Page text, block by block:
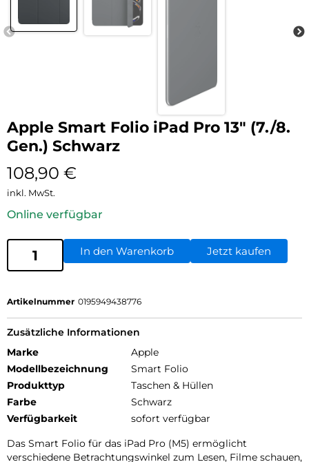
Apple Smart Folio iPad Pro 13″ (7./8.
Gen.) Schwarz
108,90 €
inkl. MwSt.
Online verfügbar
In den Warenkorb Jetzt kaufen
Artikelnummer 0195949438776
Zusätzliche Informationen
Marke
Apple
Modellbezeichnung
Smart Folio
Produkttyp
Taschen & Hüllen
Farbe
Schwarz
Verfügbarkeit
sofort verfügbar
Das Smart Folio für das iPad Pro (M5) ermöglicht
verschiedene Betrachtungswinkel zum Lesen, Filme schauen,